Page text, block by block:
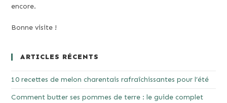
encore.
Bonne visite !
ARTICLES RÉCENTS
10 recettes de melon charentais rafraîchissantes pour l’été
Comment butter ses pommes de terre : le guide complet